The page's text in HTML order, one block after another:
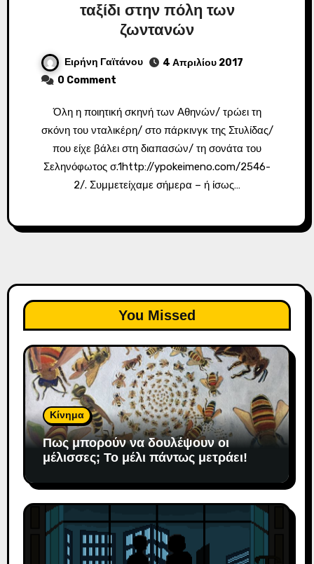
ταξίδι στην πόλη των
ζωντανών
Ειρήνη Γαϊτάνου
4 Απριλίου 2017
0 Comment
Όλη η ποιητική σκηνή των Αθηνών/ τρώει τη
σκόνη του νταλικέρη/ στο πάρκινγκ της Στυλίδας/
που είχε βάλει στη διαπασών/ τη σονάτα του
Σεληνόφωτος σ.1http://ypokeimeno.com/2546-
2/. Συμμετείχαμε σήμερα – ή ίσως…
You Missed
Κίνημα
Πως μπορούν να δουλέψουν οι
μέλισσες; To μέλι πάντως μετράει!